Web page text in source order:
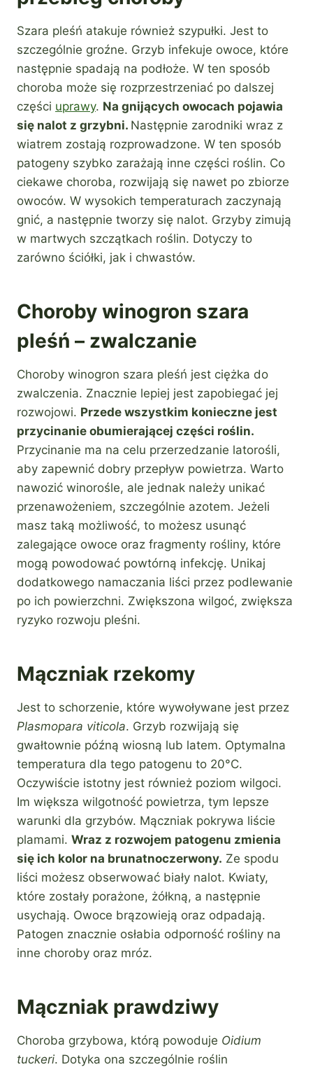
Szara pleśń atakuje również szypułki. Jest to
szczególnie groźne. Grzyb infekuje owoce, które
następnie spadają na podłoże. W ten sposób
choroba może się rozprzestrzeniać po dalszej
części uprawy. Na gnijących owocach pojawia
się nalot z grzybni. Następnie zarodniki wraz z
wiatrem zostają rozprowadzone. W ten sposób
patogeny szybko zarażają inne części roślin. Co
ciekawe choroba, rozwijają się nawet po zbiorze
owoców. W wysokich temperaturach zaczynają
gnić, a następnie tworzy się nalot. Grzyby zimują
w martwych szczątkach roślin. Dotyczy to
zarówno ściółki, jak i chwastów.
Choroby winogron szara
pleśń – zwalczanie
Choroby winogron szara pleśń jest ciężka do
zwalczenia. Znacznie lepiej jest zapobiegać jej
rozwojowi. Przede wszystkim konieczne jest
przycinanie obumierającej części roślin.
Przycinanie ma na celu przerzedzanie latorośli,
aby zapewnić dobry przepływ powietrza. Warto
nawozić winorośle, ale jednak należy unikać
przenawożeniem, szczególnie azotem. Jeżeli
masz taką możliwość, to możesz usunąć
zalegające owoce oraz fragmenty rośliny, które
mogą powodować powtórną infekcję. Unikaj
dodatkowego namaczania liści przez podlewanie
po ich powierzchni. Zwiększona wilgoć, zwiększa
ryzyko rozwoju pleśni.
Mączniak rzekomy
Jest to schorzenie, które wywoływane jest przez
Plasmopara viticola. Grzyb rozwijają się
gwałtownie późną wiosną lub latem. Optymalna
temperatura dla tego patogenu to 20°C.
Oczywiście istotny jest również poziom wilgoci.
Im większa wilgotność powietrza, tym lepsze
warunki dla grzybów. Mączniak pokrywa liście
plamami. Wraz z rozwojem patogenu zmienia
się ich kolor na brunatnoczerwony. Ze spodu
liści możesz obserwować biały nalot. Kwiaty,
które zostały porażone, żółkną, a następnie
usychają. Owoce brązowieją oraz odpadają.
Patogen znacznie osłabia odporność rośliny na
inne choroby oraz mróz.
Mączniak prawdziwy
Choroba grzybowa, którą powoduje Oidium
tuckeri. Dotyka ona szczególnie roślin